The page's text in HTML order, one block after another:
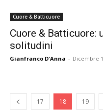
Cuore & Batticuore
Cuore & Batticuore:
solitudini
Gianfranco D'Anna - Dicembre
17 18 19